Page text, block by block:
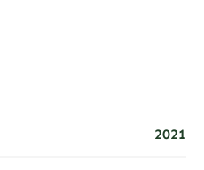
2021